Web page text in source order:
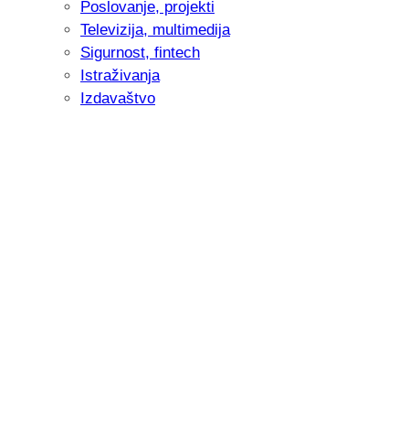
Poslovanje, projekti
Televizija, multimedija
Sigurnost, fintech
Istraživanja
Izdavaštvo